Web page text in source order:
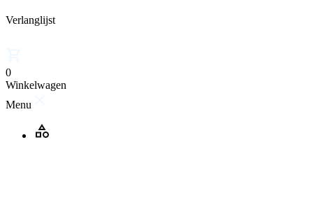
Verlanglijst
0
Winkelwagen
Menu